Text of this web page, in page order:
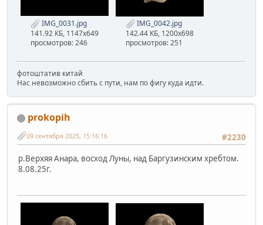
IMG_0031.jpg
141.92 КБ, 1147x649
просмотров: 246
IMG_0042.jpg
142.44 КБ, 1200x698
просмотров: 251
фотоштатив китай
Нас невозможно сбить с пути, нам по фигу куда идти.
prokopih
#2230
09 сентября 2025, 15:16:16
р.Верхяя Анара, восход Луны, над Баргузинским хребтом.
8.08.25г.